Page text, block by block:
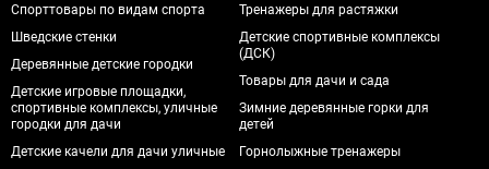
Спорттовары по видам спорта
Шведские стенки
Деревянные детские городки
Детские игровые площадки,
спортивные комплексы, уличные
городки для дачи
Детские качели для дачи уличные
Тренажеры для растяжки
Детские спортивные комплексы
(ДСК)
Товары для дачи и сада
Зимние деревянные горки для
детей
Горнолыжные тренажеры